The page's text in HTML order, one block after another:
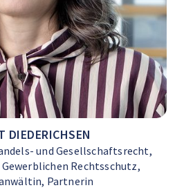
DIEDERICHSEN
und Gesellschaftsrecht,
Rechtsschutz,
Partnerin